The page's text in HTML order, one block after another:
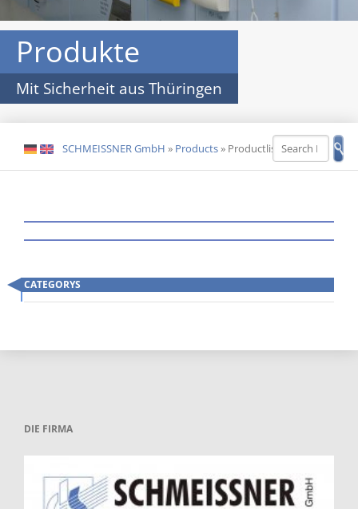
Produkte
Mit Sicherheit aus Thüringen
DE EN SCHMEISSNER GmbH » Products» Productlist
CATEGORYS
Skip
DIE FIRMA